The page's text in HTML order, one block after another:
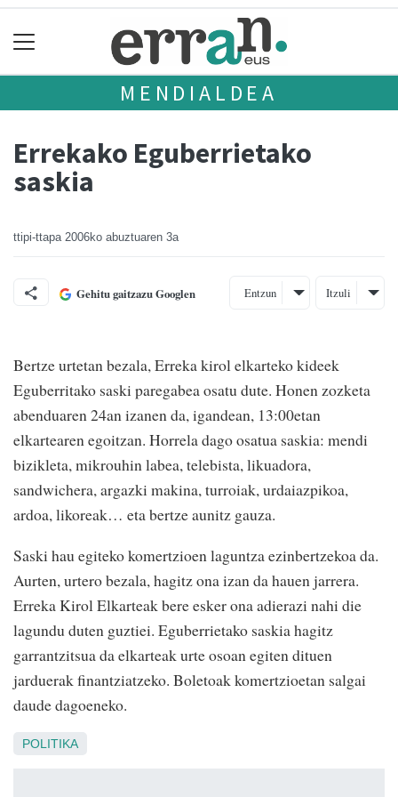
MENDIALDEA
Errekako Eguberrietako
saskia
ttipi-ttapa 2006ko abuztuaren 3a
Gehitu gaitzazu Googlen Entzun Itzuli
Bertze urtetan bezala, Erreka kirol elkarteko kideek
Eguberritako saski paregabea osatu dute. Honen zozketa
abenduaren 24an izanen da, igandean, 13:00etan
elkartearen egoitzan. Horrela dago osatua saskia: mendi
bizikleta, mikrouhin labea, telebista, likuadora,
sandwichera, argazki makina, turroiak, urdaiazpikoa,
ardoa, likoreak… eta bertze aunitz gauza.
Saski hau egiteko komertzioen laguntza ezinbertzekoa da.
Aurten, urtero bezala, hagitz ona izan da hauen jarrera.
Erreka Kirol Elkarteak bere esker ona adierazi nahi die
lagundu duten guztiei. Eguberrietako saskia hagitz
garrantzitsua da elkarteak urte osoan egiten dituen
jarduerak finantziatzeko. Boletoak komertzioetan salgai
daude dagoeneko.
POLITIKA